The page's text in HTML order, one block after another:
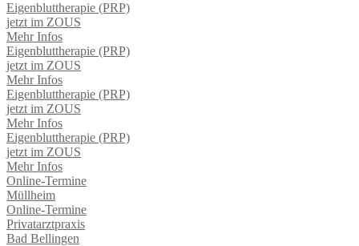
Eigenbluttherapie (PRP)
jetzt im ZOUS
Mehr Infos
Eigenbluttherapie (PRP)
jetzt im ZOUS
Mehr Infos
Eigenbluttherapie (PRP)
jetzt im ZOUS
Mehr Infos
Eigenbluttherapie (PRP)
jetzt im ZOUS
Mehr Infos
Online-Termine
Müllheim
Online-Termine
Privatarztpraxis
Bad Bellingen